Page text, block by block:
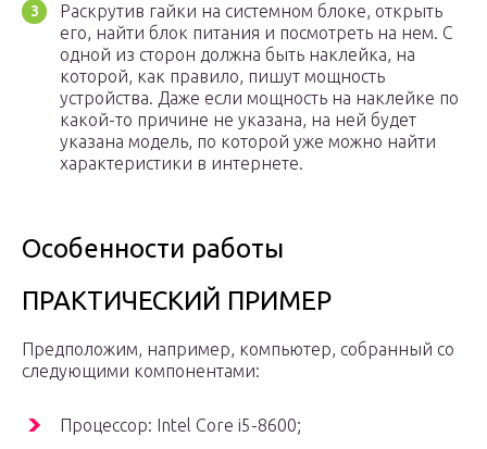
Раскрутив гайки на системном блоке, открыть
его, найти блок питания и посмотреть на нем. С
одной из сторон должна быть наклейка, на
которой, как правило, пишут мощность
устройства. Даже если мощность на наклейке по
какой-то причине не указана, на ней будет
указана модель, по которой уже можно найти
характеристики в интернете.
Особенности работы
ПРАКТИЧЕСКИЙ ПРИМЕР
Предположим, например, компьютер, собранный со
следующими компонентами:
Процессор: Intel Core i5-8600;